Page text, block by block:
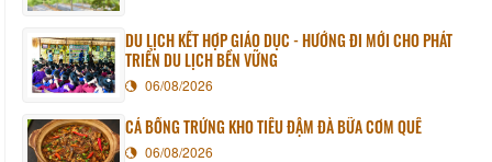
DU LỊCH KẾT HỢP GIÁO DỤC - HƯỚNG ĐI MỚI CHO PHÁT
TRIỂN DU LỊCH BỀN VỮNG
06/08/2026
CÁ BỐNG TRỨNG KHO TIÊU ĐẬM ĐÀ BỮA CƠM QUÊ
06/08/2026